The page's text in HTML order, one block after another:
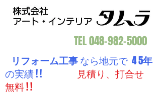
TEL048-982-5000
リフォーム工事なら地元で 4 5年
の実績 ! !
見積り、打合せ
無料 ! !